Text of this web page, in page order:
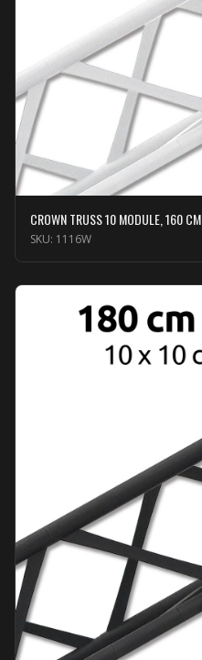
CROWN TRUSS 10 MODULE, 160 CM
SKU: 1116W